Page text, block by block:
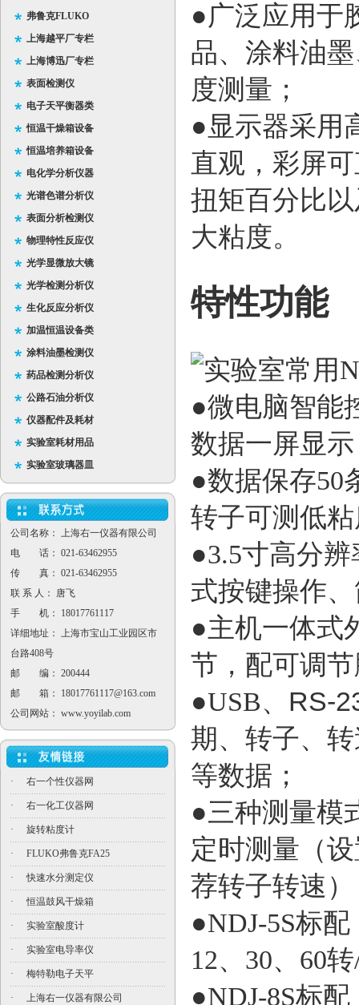
弗鲁克FLUKO
上海越平厂专栏
上海博迅厂专栏
表面检测仪
电子天平衡器类
恒温干燥箱设备
恒温培养箱设备
电化学分析仪器
光谱色谱分析仪
表面分析检测仪
物理特性反应仪
光学显微放大镜
光学检测分析仪
生化反应分析仪
加温恒温设备类
涂料油墨检测仪
药品检测分析仪
公路石油分析仪
仪器配件及耗材
实验室耗材用品
实验室玻璃器皿
公司名称： 上海右一仪器有限公司
电 话： 021-63462955
传 真： 021-63462955
联 系 人： 唐飞
手 机： 18017761117
详细地址： 上海市宝山工业园区市
台路408号
邮 编： 200444
邮 箱：
18017761117@163.com
公司网站： www.yoyilab.com
· 右一个性仪器网
· 右一化工仪器网
· 旋转粘度计
· FLUKO弗鲁克FA25
· 快速水分测定仪
· 恒温鼓风干燥箱
· 实验室酸度计
· 实验室电导率仪
· 梅特勒电子天平
· 上海右一仪器有限公司
●广泛应用于
品、涂料油
度测量 ；
●显示器采用
直观，彩屏
扭矩百分比
大粘度。
特性功能
●微电脑智能
数据一屏显示
●数据保存50
转子可测低
●3.5寸高分辨
式按键操作
●主机一体式
节，配可调
●USB、 RS-
期、转子、
等数据 ；
●三种测量模
定时测量（
荐转子转速
●NDJ-5S标
12、30、60
●NDJ-8S标